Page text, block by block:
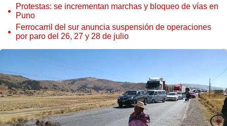
Protestas: se incrementan marchas y bloqueo de vías en
Puno
Ferrocarril del sur anuncia suspensión de operaciones
por paro del 26, 27 y 28 de julio